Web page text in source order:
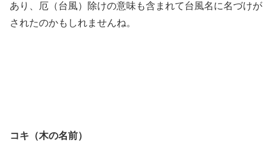
あり、厄（台風）除けの意味も含まれて台風名に名づけが
されたのかもしれませんね。
コキ（木の名前）